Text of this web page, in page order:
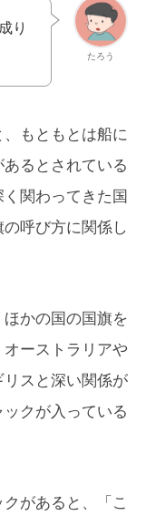
たろう
り
もともとは船に
るとされている
関わってきた国
呼び方に関係し
かの国の国旗を
ーストラリアや
スと深い関係が
クが入っている
があると、「こ